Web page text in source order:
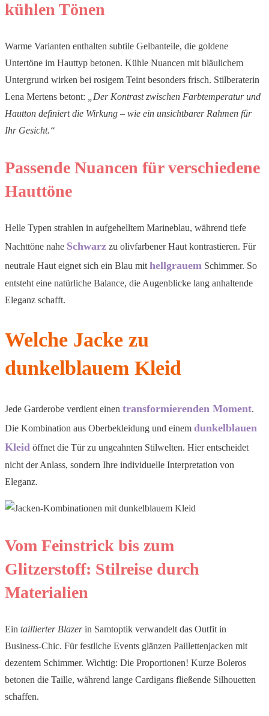
kühlen Tönen
Warme Varianten enthalten subtile Gelbanteile, die goldene
Untertöne im Hauttyp betonen. Kühle Nuancen mit bläulichem
Untergrund wirken bei rosigem Teint besonders frisch. Stilberaterin
Lena Mertens betont:
„Der Kontrast zwischen Farbtemperatur und
Hautton definiert die Wirkung – wie ein unsichtbarer Rahmen für
Ihr Gesicht.“
Passende Nuancen für verschiedene
Hauttöne
Helle Typen strahlen in aufgehelltem Marineblau, während tiefe
Nachttöne nahe Schwarz zu olivfarbener Haut kontrastieren. Für
neutrale Haut eignet sich ein Blau mit hellgrauem Schimmer. So
entsteht eine natürliche Balance, die Augenblicke lang anhaltende
Eleganz schafft.
Welche Jacke zu
dunkelblauem Kleid
Jede Garderobe verdient einen transformierenden Moment.
Die Kombination aus Oberbekleidung und einem dunkelblauen
Kleid öffnet die Tür zu ungeahnten Stilwelten. Hier entscheidet
nicht der Anlass, sondern Ihre individuelle Interpretation von
Eleganz.
Vom Feinstrick bis zum
Glitzerstoff: Stilreise durch
Materialien
Ein taillierter Blazerin Samtoptik verwandelt das Outfit in
Business-Chic. Für festliche Events glänzen Paillettenjacken mit
dezentem Schimmer. Wichtig: Die Proportionen! Kurze Boleros
betonen die Taille, während lange Cardigans fließende Silhouetten
schaffen.